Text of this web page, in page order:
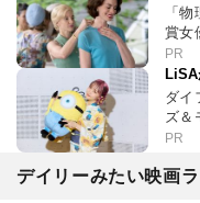
「
賞女
PR
ダイ
ズ＆
PR
デイリーみたい映画